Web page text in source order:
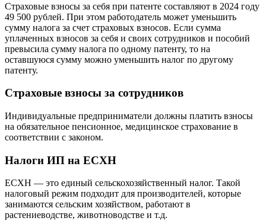
Страховые взносы за себя при патенте составляют в 2024 году
49 500 рублей. При этом работодатель может уменьшить
сумму налога за счет страховых взносов. Если сумма
уплаченных взносов за себя и своих сотрудников и пособий
превысила сумму налога по одному патенту, то на
оставшуюся сумму можно уменьшить налог по другому
патенту.
Страховые взносы за сотрудников
Индивидуальные предприниматели должны платить взносы
на обязательное пенсионное, медицинское страхование в
соответствии с законом.
Налоги ИП на ЕСХН
ЕСХН — это единый сельскохозяйственный налог. Такой
налоговый режим подходит для производителей, которые
занимаются сельским хозяйством, работают в
растениеводстве, животноводстве и т.д.